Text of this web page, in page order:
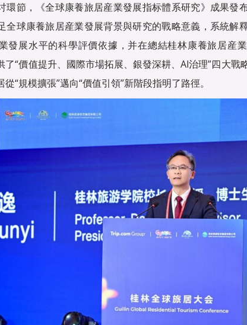
環節，《全球康養旅居産業發展指标體系研究》成果發
全球康養旅居産業發展背景與研究的戰略意義，系統解
發展水平的科學評價依據，并在總結桂林康養旅居産
了“價值提升、國際市場拓展、銀發深耕、AI治理”四大戰
“規模擴張”邁向“價值引領”新階段指明了路徑。